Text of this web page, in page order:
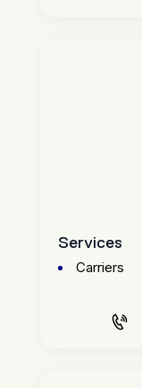
Services
Carriers